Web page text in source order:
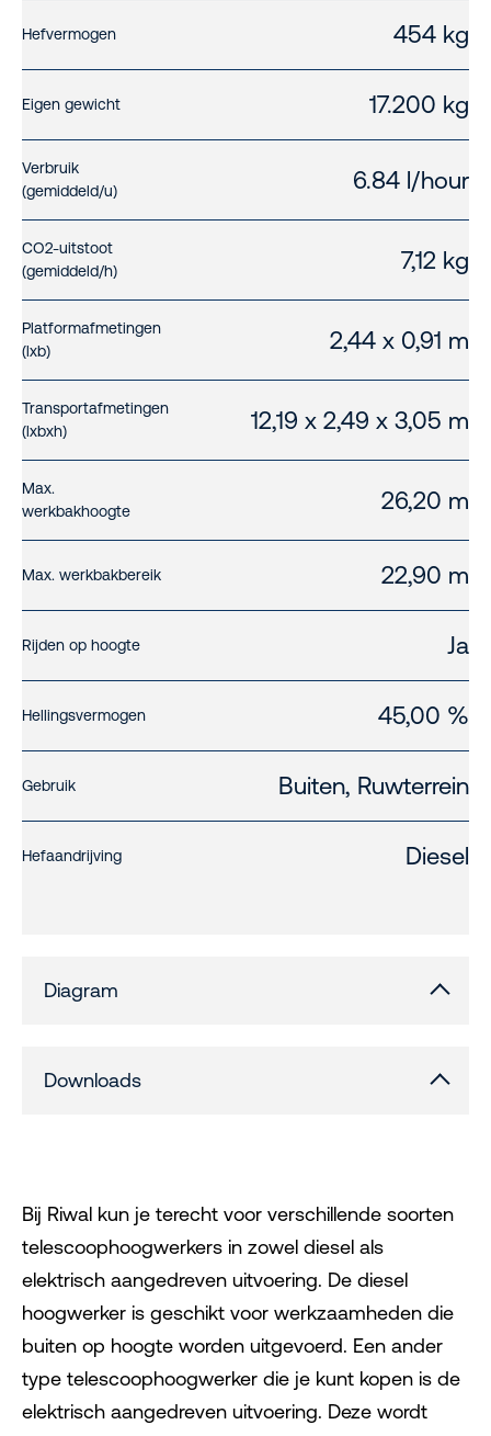
Hefvermogen 454 kg
Eigen gewicht 17.200 kg
Verbruik
(gemiddeld/u)
6.84 l/hour
CO2-uitstoot
(gemiddeld/h)
7,12 kg
Platformafmetingen
(lxb)
2,44 x 0,91 m
Transportafmetingen
(lxbxh)
12,19 x 2,49 x 3,05 m
Max.
werkbakhoogte
26,20 m
Max. werkbakbereik 22,90 m
Rijden op hoogte Ja
Hellingsvermogen 45,00 %
Gebruik Buiten, Ruwterrein
Hefaandrijving Diesel
Diagram
Downloads
Bij Riwal kun je terecht voor verschillende soorten
telescoophoogwerkers in zowel diesel als
elektrisch aangedreven uitvoering. De diesel
hoogwerker is geschikt voor werkzaamheden die
buiten op hoogte worden uitgevoerd. Een ander
type telescoophoogwerker die je kunt kopen is de
elektrisch aangedreven uitvoering. Deze wordt